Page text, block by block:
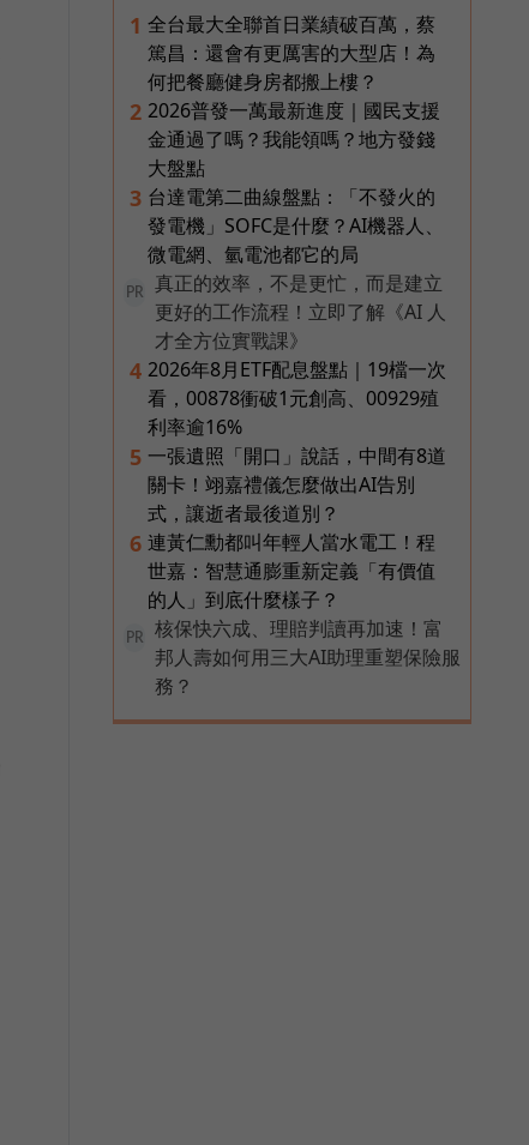
1 全台最大全聯首日業績破百萬，蔡
篤昌：還會有更厲害的大型店！為
何把餐廳健身房都搬上樓？
2 2026普發一萬最新進度｜國民支援
金通過了嗎？我能領嗎？地方發錢
大盤點
3 台達電第二曲線盤點：「不發火的
發電機」SOFC是什麼？AI機器人、
微電網、氫電池都它的局
PR
真正的效率，不是更忙，而是建立
更好的工作流程！立即了解《AI 人
才全方位實戰課》
4 2026年8月ETF配息盤點｜19檔一次
看，00878衝破1元創高、00929殖
利率逾16%
5 一張遺照「開口」說話，中間有8道
關卡！翊嘉禮儀怎麼做出AI告別
式，讓逝者最後道別？
6 連黃仁勳都叫年輕人當水電工！程
世嘉：智慧通膨重新定義「有價值
的人」到底什麼樣子？
PR
核保快六成、理賠判讀再加速！富
邦人壽如何用三大AI助理重塑保險服
務？